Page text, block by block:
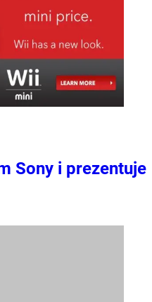
Sony i prezentuje